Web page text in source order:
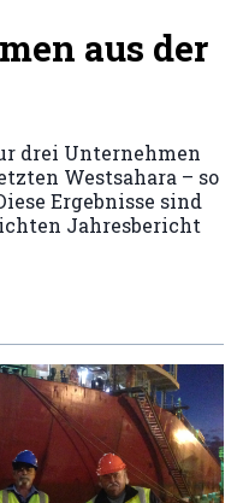
aus der
drei Unternehmen
Westsahara – so
Ergebnisse sind
Jahresbericht